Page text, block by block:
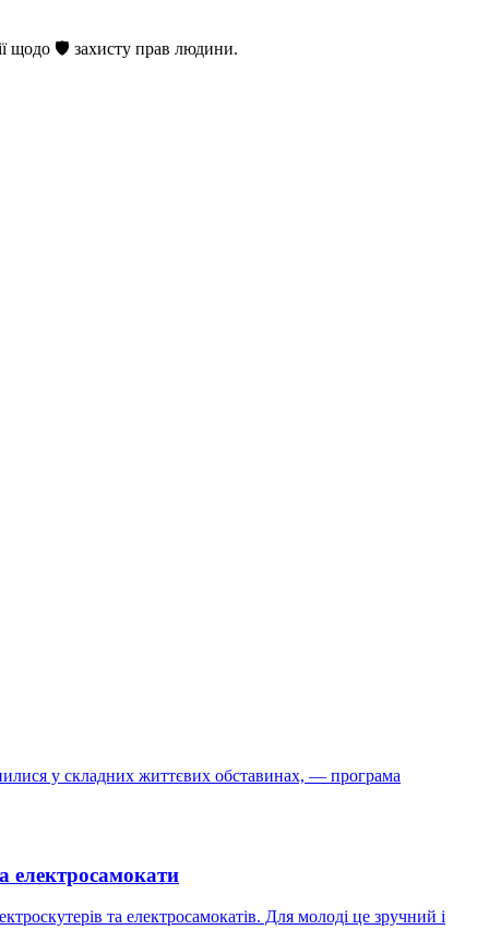
щодо 🛡 захисту прав людини.
у складних життєвих обставинах, — програма
електросамокати
та електросамокатів. Для молоді це зручний і